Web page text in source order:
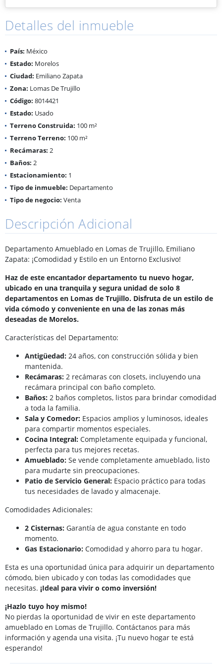
Detalles del inmueble
País: México
Estado: Morelos
Ciudad: Emiliano Zapata
Zona: Lomas De Trujillo
Código: 8014421
Estado: Usado
Terreno Construida: 100 m²
Terreno Terreno: 100 m²
Recámaras: 2
Baños: 2
Estacionamiento: 1
Tipo de inmueble: Departamento
Tipo de negocio: Venta
Descripción Adicional
Departamento Amueblado en Lomas de Trujillo, Emiliano
Zapata: ¡Comodidad y Estilo en un Entorno Exclusivo!
Haz de este encantador departamento tu nuevo hogar,
ubicado en una tranquila y segura unidad de solo 8
departamentos en Lomas de Trujillo. Disfruta de un estilo de
vida cómodo y conveniente en una de las zonas más
deseadas de Morelos.
Características del Departamento:
Antigüedad: 24 años, con construcción sólida y bien
mantenida.
Recámaras: 2 recámaras con closets, incluyendo una
recámara principal con baño completo.
Baños: 2 baños completos, listos para brindar comodidad
a toda la familia.
Sala y Comedor: Espacios amplios y luminosos, ideales
para compartir momentos especiales.
Cocina Integral: Completamente equipada y funcional,
perfecta para tus mejores recetas.
Amueblado: Se vende completamente amueblado, listo
para mudarte sin preocupaciones.
Patio de Servicio General: Espacio práctico para todas
tus necesidades de lavado y almacenaje.
Comodidades Adicionales:
2 Cisternas: Garantía de agua constante en todo
momento.
Gas Estacionario: Comodidad y ahorro para tu hogar.
Esta es una oportunidad única para adquirir un departamento
cómodo, bien ubicado y con todas las comodidades que
necesitas. ¡Ideal para vivir o como inversión!
¡Hazlo tuyo hoy mismo!
No pierdas la oportunidad de vivir en este departamento
amueblado en Lomas de Trujillo. Contáctanos para más
información y agenda una visita. ¡Tu nuevo hogar te está
esperando!